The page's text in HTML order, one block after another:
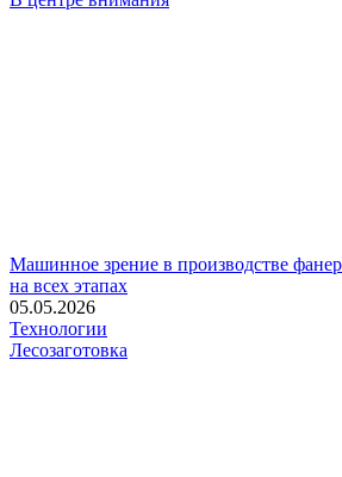
Машинное зрение в производстве
на всех этапах
05.05.2026
Технологии
Лесозаготовка